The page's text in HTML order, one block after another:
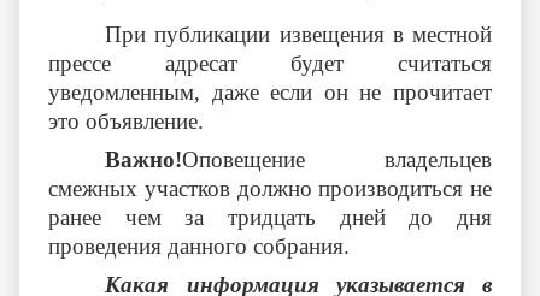
При публикации извещения в местной
прессе адресат будет считаться
уведомленным, даже если он не прочитает
это объявление.
Важно!Оповещение владельцев
смежных участков должно производиться не
ранее чем за тридцать дней до дня
проведения данного собрания.
Какая информация указывается в